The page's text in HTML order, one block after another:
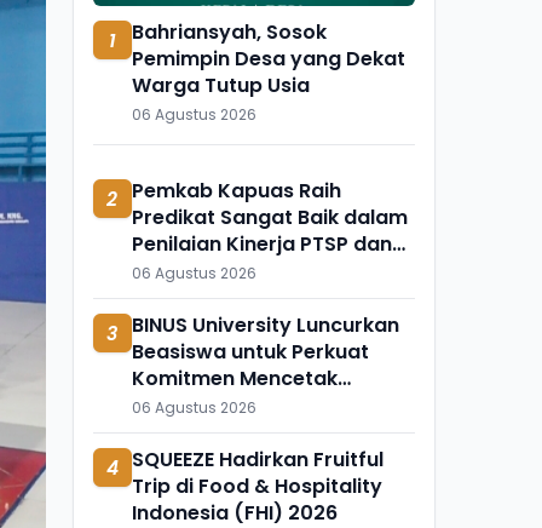
1
Bahriansyah, Sosok
Pemimpin Desa yang Dekat
Warga Tutup Usia
06 Agustus 2026
2 Pemkab Kapuas Raih
Predikat Sangat Baik dalam
Penilaian Kinerja PTSP dan
Percepatan Berusaha 2026
06 Agustus 2026
3 BINUS University Luncurkan
Beasiswa untuk Perkuat
Komitmen Mencetak
Talenta Bedampak bagi
Indonesia
06 Agustus 2026
4 SQUEEZE Hadirkan Fruitful
Trip di Food & Hospitality
Indonesia (FHI) 2026